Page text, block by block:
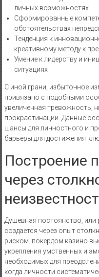
личных возможностях
Сформированные
обстоятельствах
Тенденция к
креативному методу к
Умение к лидерству и
ситуациях
С иной грани, избыточное
привязано с подобными
увеличенная тревожность,
прокрастинации. Данные
шансы для личностного и
барьеры для достижения
Построение
через
Душевная постоянство, или
создается через опыт
риском. покердом казино
укрепления умственных и
необходимых для
когда личности